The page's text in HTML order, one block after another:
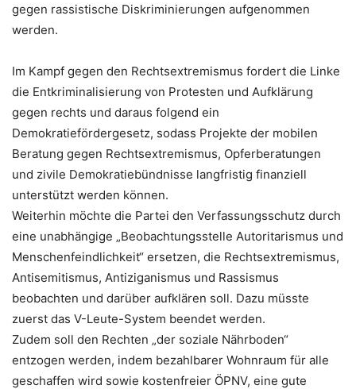
gegen rassistische Diskriminierungen aufgenommen
werden.
Im Kampf gegen den Rechtsextremismus fordert die Linke
die Entkriminalisierung von Protesten und Aufklärung
gegen rechts und daraus folgend ein
Demokratiefördergesetz, sodass Projekte der mobilen
Beratung gegen Rechtsextremismus, Opferberatungen
und zivile Demokratiebündnisse langfristig finanziell
unterstützt werden können.
Weiterhin möchte die Partei den Verfassungsschutz durch
eine unabhängige „Beobachtungsstelle Autoritarismus und
Menschenfeindlichkeit“ ersetzen, die Rechtsextremismus,
Antisemitismus, Antiziganismus und Rassismus
beobachten und darüber aufklären soll. Dazu müsste
zuerst das V-Leute-System beendet werden.
Zudem soll den Rechten „der soziale Nährboden“
entzogen werden, indem bezahlbarer Wohnraum für alle
geschaffen wird sowie kostenfreier ÖPNV, eine gute